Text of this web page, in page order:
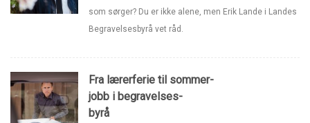
som sørger? Du er ikke alene, men Erik Lande i Landes
Begravelsesbyrå vet råd.
Fra lærerferie til sommer-
jobb i begravelses-
byrå